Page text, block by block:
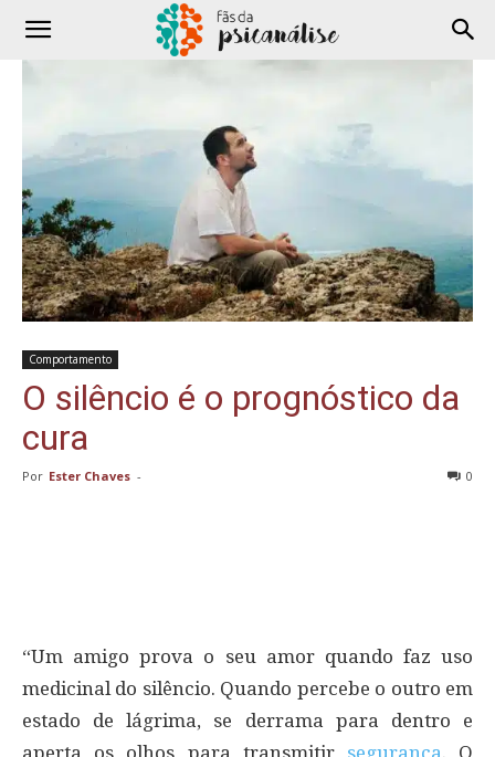
Comportamento
O silêncio é o prognóstico da
cura
Por Ester Chaves - 0
“Um amigo prova o seu amor quando faz uso
medicinal do silêncio. Quando percebe o outro em
estado de lágrima, se derrama para dentro e
aperta os olhos para transmitir segurança. O